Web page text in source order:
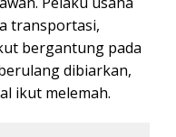
transportasi,
bergantung pada
dibiarkan,
ikut melemah.